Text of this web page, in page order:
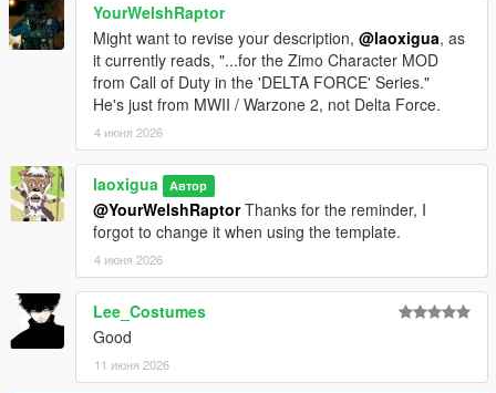
YourWelshRaptor
Might want to revise your description, @laoxigua, as
it currently reads, "...for the Zimo Character MOD
from Call of Duty in the 'DELTA FORCE' Series."
He's just from MWII / Warzone 2, not Delta Force.
4 июня 2026
laoxigua Автор
@YourWelshRaptorThanks for the reminder, I
forgot to change it when using the template.
4 июня 2026
Lee_Costumes
Good
11 июня 2026